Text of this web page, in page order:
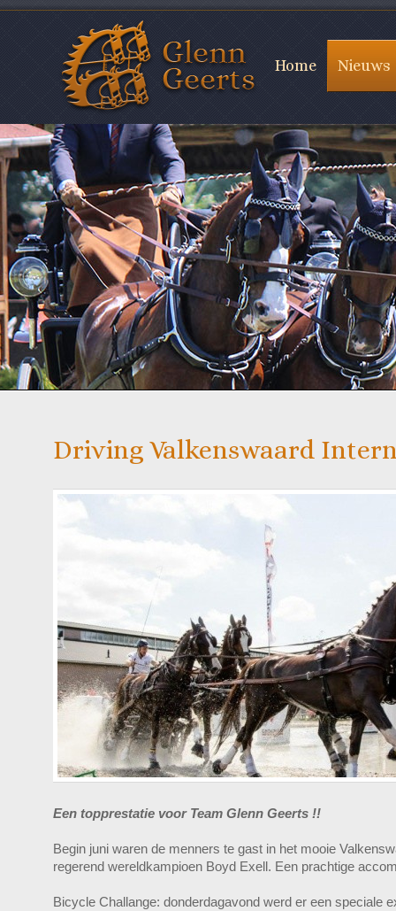
Home Nieuws
Driving Valkenswaard
Een topprestatie voor Team Glenn Geerts !!
Begin juni waren de menners te gast in het mooie
regerend wereldkampioen Boyd Exell. Een prachtige
Bicycle Challange: donderdagavond werd er een speciale